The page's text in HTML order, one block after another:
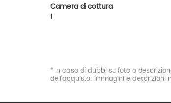
Camera di cottura
1
* In caso di dubbi su foto o
dell'acquisto: immagini e descrizioni